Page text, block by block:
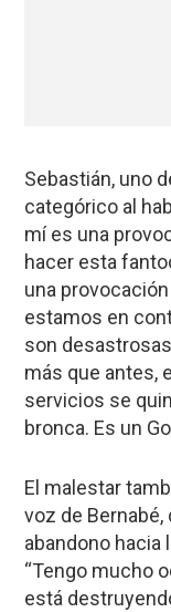
Sebastián, uno
categórico al
mí es una
hacer esta
una
estamos en
son
más que antes,
servicios se
bronca. Es un
El malestar
voz de
abandono
“Tengo mucho
está